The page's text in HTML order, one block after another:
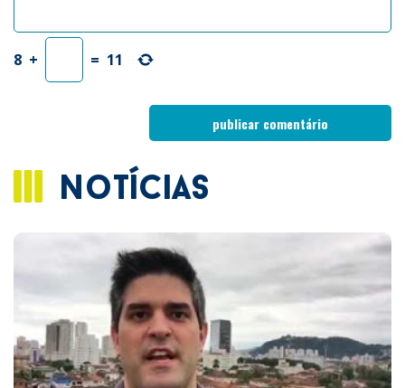
8 + = 11
notícias